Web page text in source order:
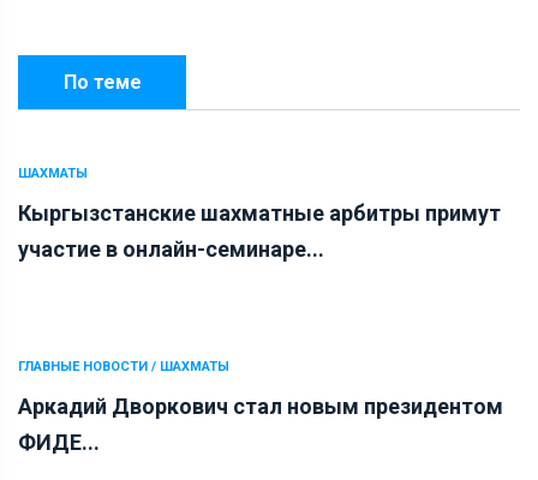
По теме
ШАХМАТЫ
Кыргызстанские шахматные арбитры примут
участие в онлайн-семинаре...
ГЛАВНЫЕ НОВОСТИ / ШАХМАТЫ
Аркадий Дворкович стал новым президентом
ФИДЕ...